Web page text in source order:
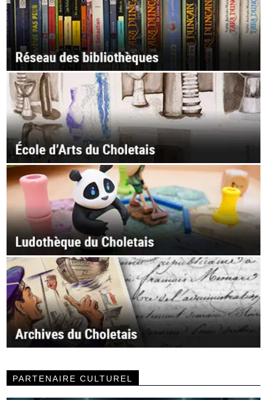
PARTENAIRE CULTUREL